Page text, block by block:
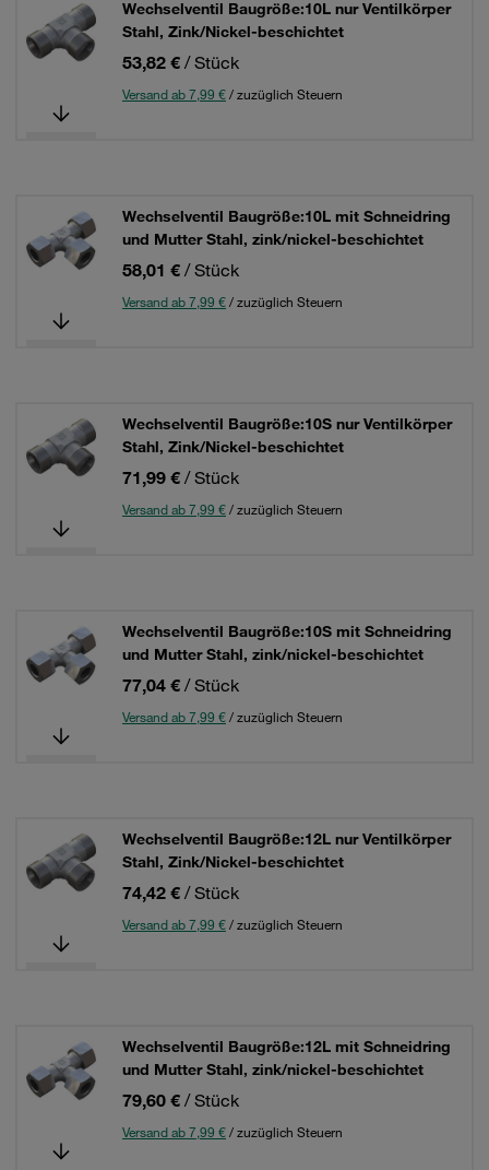
Wechselventil Baugröße:10L nur Ventilkörper
Stahl, Zink/Nickel-beschichtet
53,82 € / Stück
Versand ab 7,99 €/ zuzüglich Steuern
Wechselventil Baugröße:10L mit Schneidring
und Mutter Stahl, zink/nickel-beschichtet
58,01 € / Stück
Versand ab 7,99 €/ zuzüglich Steuern
Wechselventil Baugröße:10S nur Ventilkörper
Stahl, Zink/Nickel-beschichtet
71,99 € / Stück
Versand ab 7,99 €/ zuzüglich Steuern
Wechselventil Baugröße:10S mit Schneidring
und Mutter Stahl, zink/nickel-beschichtet
77,04 € / Stück
Versand ab 7,99 €/ zuzüglich Steuern
Wechselventil Baugröße:12L nur Ventilkörper
Stahl, Zink/Nickel-beschichtet
74,42 € / Stück
Versand ab 7,99 €/ zuzüglich Steuern
Wechselventil Baugröße:12L mit Schneidring
und Mutter Stahl, zink/nickel-beschichtet
79,60 € / Stück
Versand ab 7,99 €/ zuzüglich Steuern